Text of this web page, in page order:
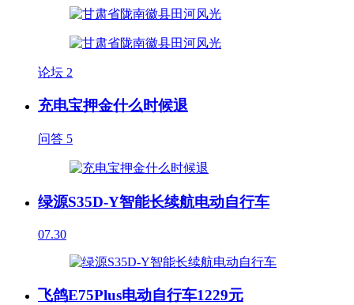
论坛 2
充电宝押金什么时候退
问答 5
绿源S35D-Y智能长续航电动自行车
07.30
飞鸽E75Plus电动自行车1229元